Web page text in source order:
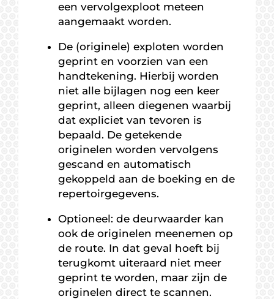
een vervolgexploot meteen
aangemaakt worden.
De (originele) exploten worden
geprint en voorzien van een
handtekening. Hierbij worden
niet alle bijlagen nog een keer
geprint, alleen diegenen waarbij
dat expliciet van tevoren is
bepaald. De getekende
originelen worden vervolgens
gescand en automatisch
gekoppeld aan de boeking en de
repertoirgegevens.
Optioneel: de deurwaarder kan
ook de originelen meenemen op
de route. In dat geval hoeft bij
terugkomt uiteraard niet meer
geprint te worden, maar zijn de
originelen direct te scannen.